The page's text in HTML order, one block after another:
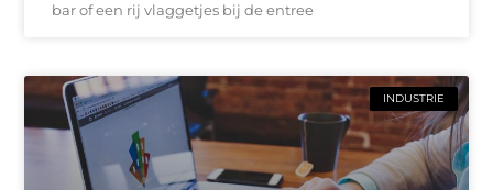
bar of een rij vlaggetjes bij de entree
INDUSTRIE